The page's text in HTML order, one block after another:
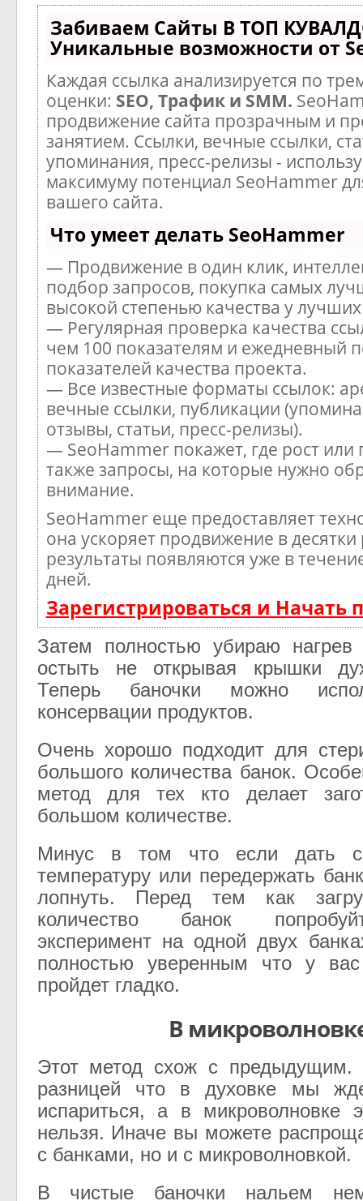
Забиваем Сайты В ТОП
Уникальные возможности от
Каждая ссылка анализируется по
оценки: SEO, Трафик и SMM.
продвижение сайта прозрачным и
занятием. Ссылки, вечные ссылки,
упоминания, пресс-релизы -
максимуму потенциал SeoHammer
вашего сайта.
Что умеет делать SeoHammer
— Продвижение в один клик,
подбор запросов, покупка самых
высокой степенью качества у
— Регулярная проверка качества
чем 100 показателям и ежедневный
показателей качества проекта.
— Все известные форматы ссылок:
вечные ссылки, публикации
отзывы, статьи, пресс-релизы).
— SeoHammer покажет, где рост или
также запросы, на которые нужно
внимание.
SeoHammer еще предоставляет
она ускоряет продвижение в
результаты появляются уже в
дней.
Зарегистрироваться и Начать
Затем полностью убираю
остыть не открывая крышки
Теперь баночки можно
консервации продуктов.
Очень хорошо подходит для
большого количества банок.
метод для тех кто делает
большом количестве.
Минус в том что если дать
температуру или передержать
лопнуть. Перед тем как
количество банок
эксперимент на одной двух
полностью уверенным что у
пройдет гладко.
В
Этот метод схож с предыдущим.
разницей что в духовке мы
испариться, а в микроволновке
нельзя. Иначе вы можете
с банками, но и с микроволновкой.
В чистые баночки нальем